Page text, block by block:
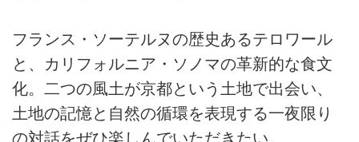
フランス・ソーテルヌの歴史あるテロワール
と、カリフォルニア・ソノマの革新的な食文
化。二つの風土が京都という土地で出会い、
土地の記憶と自然の循環を表現する一夜限り
の対話をぜひ楽しんでいただきたい。